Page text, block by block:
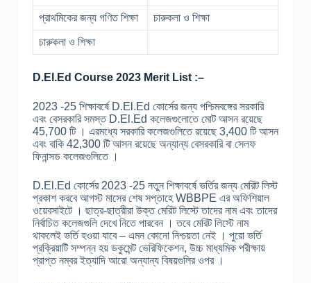
প্রাথমিকের জন্য গণিত শিক্ষা চারুকলা ও শিক্ষা
চারুকলা ও শিক্ষা
D.El.Ed Course 2023 Merit List :–
2023 -25 শিক্ষাবর্ষে D.El.Ed কোর্সের জন্য পশ্চিমবঙ্গের সরকারি
এবং বেসরকারি সমস্ত D.El.Ed কলেজগুলোতে মোট আসন রয়েছে
45,700 টি । এরমধ্যে সরকারি কলেজগুলিতে রয়েছে 3,400 টি আসন
এবং বাকি 42,300 টি আসন রয়েছে অন্যান্য বেসরকারি বা সেলফ
ফিনান্সড কলেজগুলিতে ।
D.El.Ed কোর্সের 2023 -25 নতুন শিক্ষাবর্ষে ভর্তির জন্য মেরিট লিস্ট
প্রকাশ করবে আগস্ট মাসের শেষ সপ্তাহে WBBPE এর অফিশিয়াল
ওয়েবসাইটে । ছাত্র-ছাত্রীরা উক্ত মেরিট লিস্টে তাদের নাম এবং তাদের
নির্বাচিত কলেজগুলি দেখে নিতে পারবেন । তবে মেরিট লিস্টে নাম
থাকলেই ভর্তি হওয়া যাবে – এমন কোনো নিশ্চয়তা নেই । পুরো ভর্তি
প্রক্রিয়াটি সম্পন্ন হয় ডকুমেন্ট ভেরিফিকেশন, উচ্চ মাধ্যমিক পরীক্ষায়
প্রাপ্ত নম্বর ইত্যাদি আরো অন্যান্য বিষয়গুলির ওপর ।